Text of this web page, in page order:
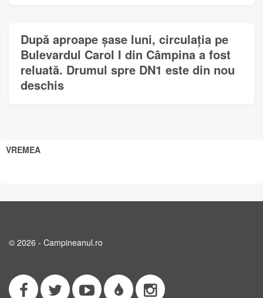
După aproape șase luni, circulația pe
Bulevardul Carol I din Câmpina a fost
reluată. Drumul spre DN1 este din nou
deschis
VREMEA
© 2026 - Campineanul.ro